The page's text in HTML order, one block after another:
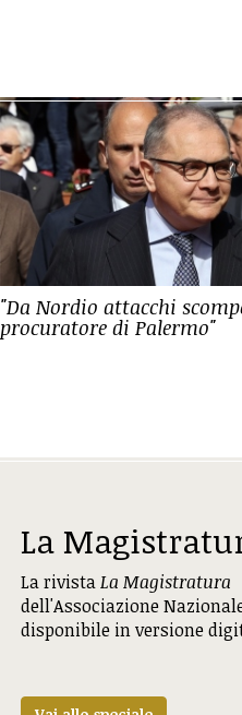
"Da Nordio attacchi
procuratore di Palermo"
La
La rivistaLa Magistratura
dell'Associazione
disponibile in versione